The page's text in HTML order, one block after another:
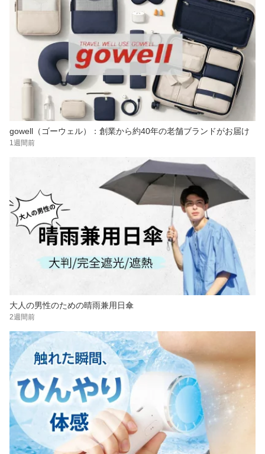
gowell（ゴーウェル）：創業から約40年の老舗ブランドがお届け
1週間前
大人の男性のための晴雨兼用日傘
2週間前